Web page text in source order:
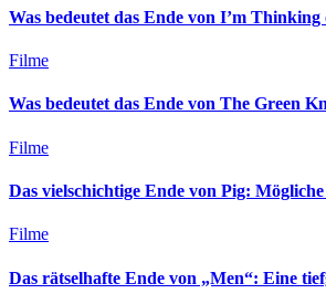
Was bedeutet das Ende von I’m
Filme
Was bedeutet das Ende von The Green
Filme
Das vielschichtige Ende von Pig:
Filme
Das rätselhafte Ende von „Men“: Eine